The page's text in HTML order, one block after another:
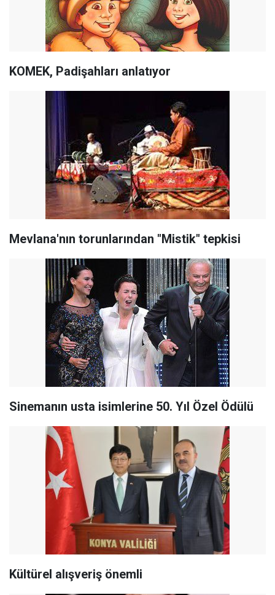
KOMEK, Padişahları anlatıyor
Mevlana'nın torunlarından "Mistik" tepkisi
Sinemanın usta isimlerine 50. Yıl Özel Ödülü
Kültürel alışveriş önemli